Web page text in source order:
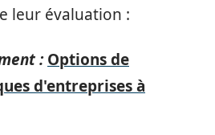
leur évaluation :
: Options de
d'entreprises à